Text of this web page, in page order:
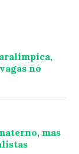
no
mas